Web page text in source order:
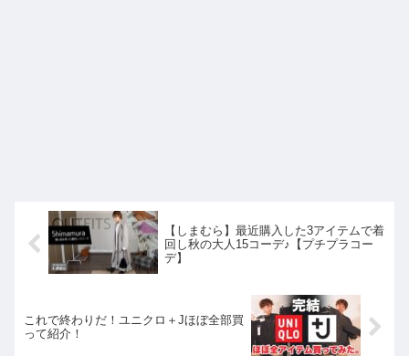
【しまむら】最近購入した3アイテムで着
回し秋の大人15コーデ♪【プチプラコー
デ】
これで終わりだ！ユニクロ＋Jほぼ全部買
って紹介！